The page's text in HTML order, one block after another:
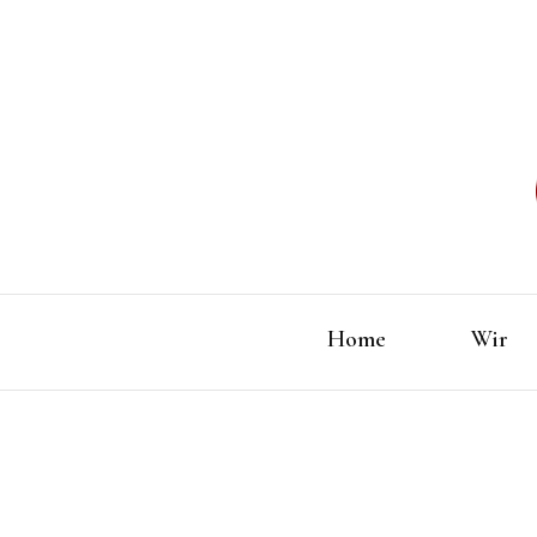
Home Wir